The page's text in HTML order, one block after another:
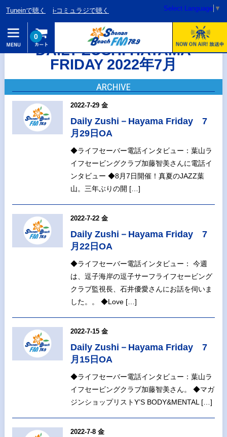
Tuneinで聴く i-コミュラジで聴く Select Language ▼
0
DAILY ZUSHI HAYAMA
FRIDAY 2022年7月
ARCHIVE
2022-7-29 金
Daily Zushi－Hayama Friday 7
月29日OA
◆ライフセーバー電話インタビュー：葉山ラ
イフセービングクラブ加藤智美さんに電話イ
ンタビュー ◆8月7日開催！真夏のJAZZ葉
山。三年ぶりの開 […]
2022-7-22 金
Daily Zushi－Hayama Friday 7
月22日OA
◆ライフセーバー電話インタビュー： 今週
は、逗子海岸の逗子サーフライフセービング
クラブ監視長、石井優愛さんにお話を伺いま
した。。 ◆Love […]
2022-7-15 金
Daily Zushi－Hayama Friday 7
月15日OA
◆ライフセーバー電話インタビュー：葉山ラ
イフセービングクラブ加藤智美さん。 ◆マガ
ジンショップリストY’S BODY&MENTAL […]
2022-7-8 金